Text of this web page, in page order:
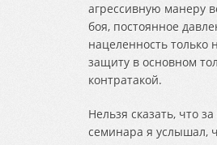
агрессивную манеру
боя, постоянное
нацеленность только
защиту в основном
контратакой.
Нельзя сказать, что
семинара я услышал,